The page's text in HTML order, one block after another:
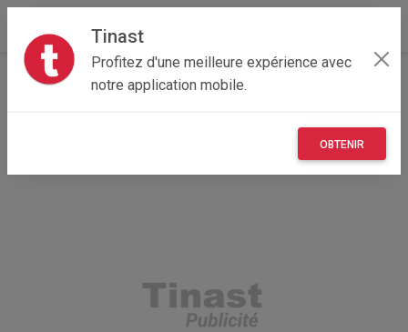
Tinast
Profitez d'une meilleure expérience avec
notre application mobile.
OBTENIR
Accueil Recherche Immobilier